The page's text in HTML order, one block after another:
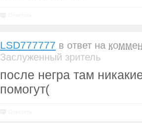
LSD777777 в ответ на
Заслуженный зритель
после негра там
помогут(